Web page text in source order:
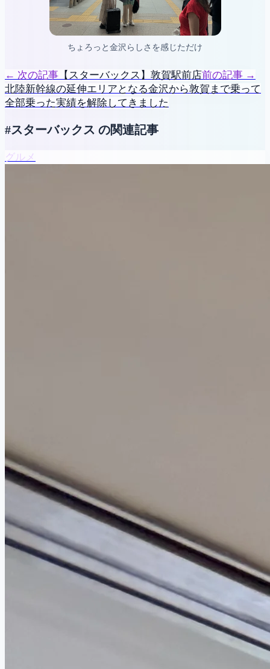
ちょろっと金沢らしさを感じただけ
← 次の記事 【スターバックス】敦賀駅前店前の記事 →
北陸新幹線の延伸エリアとなる金沢から敦賀まで乗って
全部乗った実績を解除してきました
#スターバックス の関連記事
グルメ